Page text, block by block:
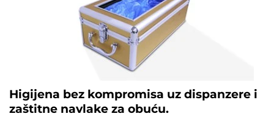
Higijena bez kompromisa uz dispanzere i
zaštitne navlake za obuću.